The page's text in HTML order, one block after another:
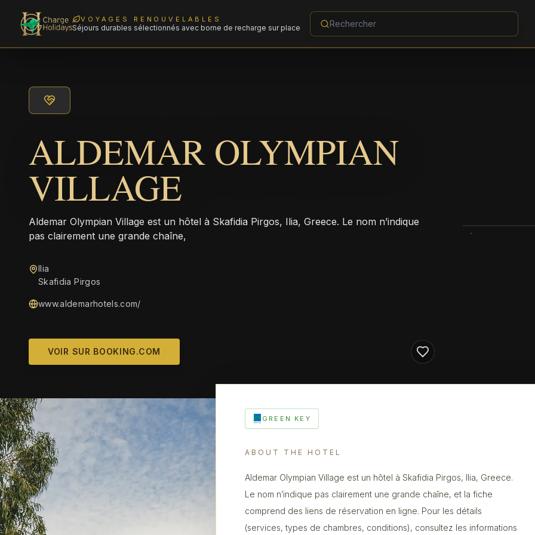
VOYAGES RENOUVELABLES
Séjours durables sélectionnés avec borne de recharge sur place
ALDEMAR OLYMPIAN
VILLAGE
Aldemar Olympian Village est un hôtel à Skafidia Pirgos, Ilia, Greece. Le nom n’indique
pas clairement une grande chaîne,
Ilia
Skafidia Pirgos
www.aldemarhotels.com/
VOIR SUR BOOKING.COM
GREEN KEY
ABOUT THE HOTEL
Aldemar Olympian Village est un hôtel à Skafidia Pirgos, Ilia, Greece.
Le nom n’indique pas clairement une grande chaîne, et la fiche
comprend des liens de réservation en ligne. Pour les détails
(services, types de chambres, conditions), consultez les informations